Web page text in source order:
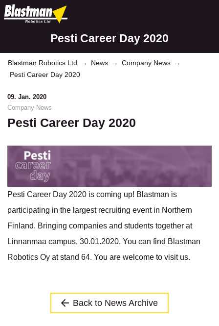
Pesti Career Day 2020
Blastman Robotics Ltd → News → Company News →
Pesti Career Day 2020
09. Jan. 2020
Company News
Pesti Career Day 2020
Pesti Career Day 2020 is coming up! Blastman is
participating in the largest recruiting event in Northern
Finland. Bringing companies and students together at
Linnanmaa campus, 30.01.2020. You can find Blastman
Robotics Oy at stand 64. You are welcome to visit us.
Back to News Archive